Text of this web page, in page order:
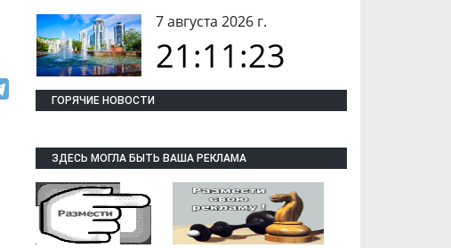
7 августа 2026 г.
21:11:24
ГОРЯЧИЕ НОВОСТИ
ЗДЕСЬ МОГЛА БЫТЬ ВАША РЕКЛАМА